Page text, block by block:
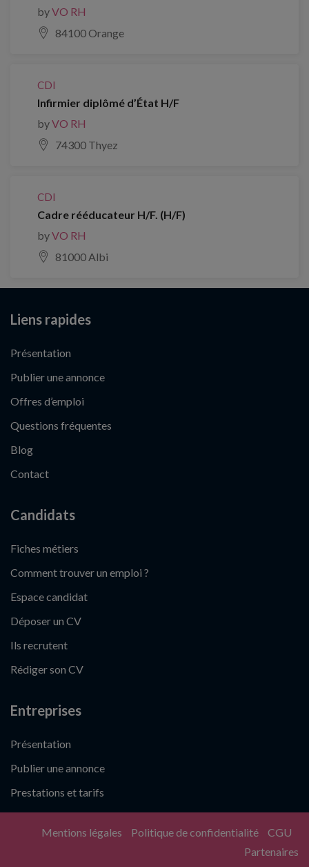
byVO RH
84100 Orange
CDI
Infirmier diplômé d’État H/F
byVO RH
74300 Thyez
CDI
Cadre rééducateur H/F. (H/F)
byVO RH
81000 Albi
Liens rapides
Présentation
Publier une annonce
Offres d’emploi
Questions fréquentes
Blog
Contact
Candidats
Fiches métiers
Comment trouver un emploi ?
Espace candidat
Déposer un CV
Ils recrutent
Rédiger son CV
Entreprises
Présentation
Publier une annonce
Prestations et tarifs
Mentions légales Politique de confidentialité
CGU
Partenaires